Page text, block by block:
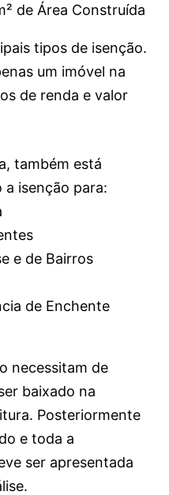
de Área Construída
tipos de isenção.
um imóvel na
de renda e valor
também está
a isenção para:
e de Bairros
de Enchente
necessitam de
baixado na
Posteriormente
e toda a
ser apresentada